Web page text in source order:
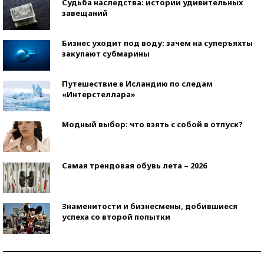
Судьба наследства: истории удивительных
завещаний
Бизнес уходит под воду: зачем на суперъяхты
закупают субмарины
Путешествие в Исландию по следам
«Интерстеллара»
Модный выбор: что взять с собой в отпуск?
Самая трендовая обувь лета – 2026
Знаменитости и бизнесмены, добившиеся
успеха со второй попытки